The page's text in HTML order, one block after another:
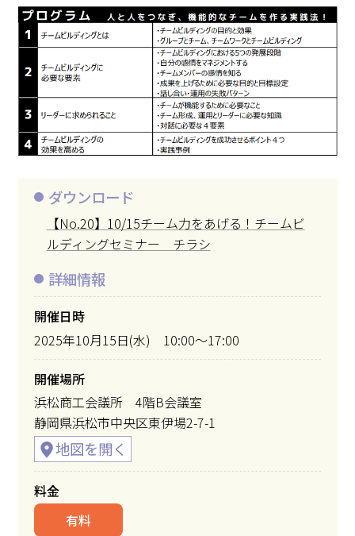
ダウンロード
【No.20】10/15チーム力をあげる！チームビ
ルディングセミナー チラシ
詳細情報
開催日時
2025年10月15日(水) 10:00～17:00
開催場所
浜松商工会議所 4階B会議室
静岡県浜松市中央区東伊場2-7-1
料金
有料